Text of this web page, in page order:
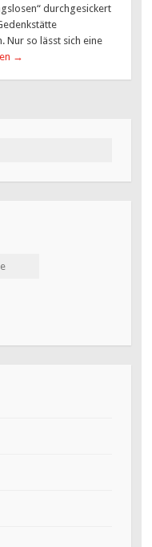
durchgesickert
Nur so lässt sich eine
→